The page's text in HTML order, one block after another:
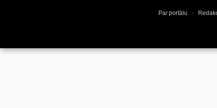
Par portālu ·